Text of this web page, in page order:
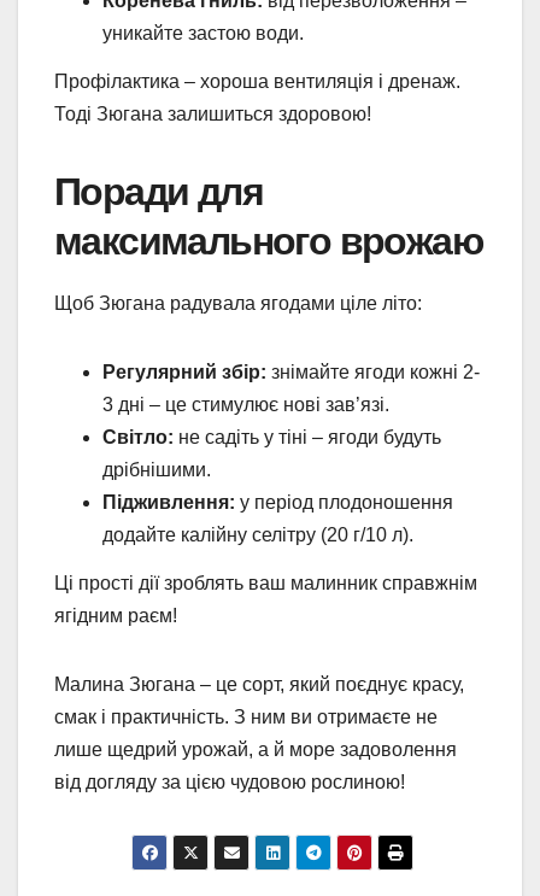
уникайте застою води.
Профілактика – хороша вентиляція і дренаж.
Тоді Зюгана залишиться здоровою!
Поради для
максимального врожаю
Щоб Зюгана радувала ягодами ціле літо:
Регулярний збір: знімайте ягоди кожні 2-
3 дні – це стимулює нові зав’язі.
Світло: не садіть у тіні – ягоди будуть
дрібнішими.
Підживлення: у період плодоношення
додайте калійну селітру (20 г/10 л).
Ці прості дії зроблять ваш малинник справжнім
ягідним раєм!
Малина Зюгана – це сорт, який поєднує красу,
смак і практичність. З ним ви отримаєте не
лише щедрий урожай, а й море задоволення
від догляду за цією чудовою рослиною!